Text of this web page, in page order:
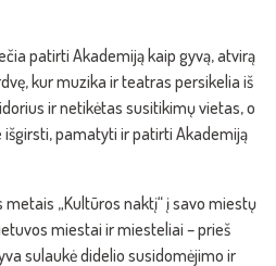
patirti Akademiją kaip gyvą, atvirą
kur muzika ir teatras persikelia iš
ir netikėtas susitikimų vietas, o
pamatyti ir patirti Akademiją
metais „Kultūros naktį“ į savo miestų
miestai ir miesteliai – prieš
sulaukė didelio susidomėjimo ir